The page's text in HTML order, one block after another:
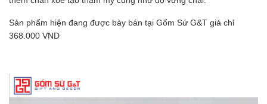
Sản phẩm hiện đang được bày bán tại Gốm Sứ G&T giá chỉ
368.000 VND